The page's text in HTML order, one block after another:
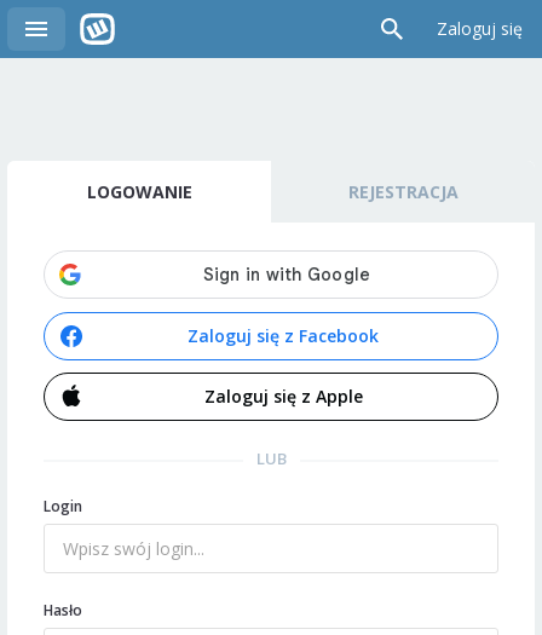
Zaloguj się
LOGOWANIE REJESTRACJA
Zaloguj się z Facebook
Zaloguj się z Apple
LUB
Login
Hasło